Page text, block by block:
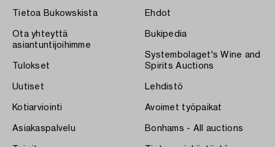
Tietoa Bukowskista
Ota yhteyttä
asiantuntijoihimme
Tulokset
Uutiset
Kotiarviointi
Asiakaspalvelu
Ehdot
Bukipedia
Systembolaget's Wine and
Spirits Auctions
Lehdistö
Avoimet työpaikat
Bonhams - All auctions